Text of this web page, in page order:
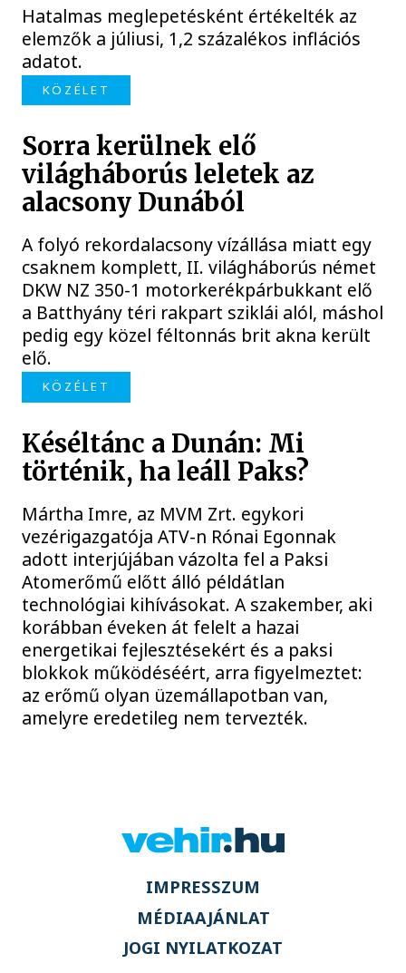
Hatalmas meglepetésként értékelték az
elemzők a júliusi, 1,2 százalékos inflációs
adatot.
KÖZÉLET
Sorra kerülnek elő
világháborús leletek az
alacsony Dunából
A folyó rekordalacsony vízállása miatt egy
csaknem komplett, II. világháborús német
DKW NZ 350-1 motorkerékpárbukkant elő
a Batthyány téri rakpart sziklái alól, máshol
pedig egy közel féltonnás brit akna került
elő.
KÖZÉLET
Késéltánc a Dunán: Mi
történik, ha leáll Paks?
Mártha Imre, az MVM Zrt. egykori
vezérigazgatója ATV-n Rónai Egonnak
adott interjújában vázolta fel a Paksi
Atomerőmű előtt álló példátlan
technológiai kihívásokat. A szakember, aki
korábban éveken át felelt a hazai
energetikai fejlesztésekért és a paksi
blokkok működéséért, arra figyelmeztet:
az erőmű olyan üzemállapotban van,
amelyre eredetileg nem tervezték.
IMPRESSZUM
MÉDIAAJÁNLAT
JOGI NYILATKOZAT